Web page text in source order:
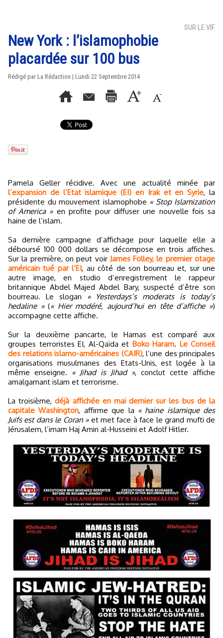
SUR LE VIF
New York : l’islamophobie
placardée sur 100 bus
Rédigé par La Rédaction | Lundi 22 Septembre 2014
Pamela Geller récidive. Avec une actualité minée par
l’expansion de l’Etat islamique (EI) en Irak et en Syrie, la
présidente du mouvement islamophobe « Stop Islamization
of America »en profite pour diffuser une nouvelle fois sa
haine de l’islam.
Sa dernière campagne d’affichage pour laquelle elle a
déboursé 100 000 dollars se décompose en trois affiches.
Sur la première, on peut voirJames Folley, le premier otage
américain tué par l’EI, au côté de son bourreau et, sur une
autre image, en studio d’enregistrement le rappeur
britannique Abdel Majed Abdel Bary, suspecté d’être son
bourreau. Le slogan
« Yesterdays’s moderats is today’s
hedaline »(« Hier modéré, aujourd’hui en tête d’affiche »)
accompagne cette affiche.
Sur la deuxième pancarte, le Hamas est comparé aux
groupes terroristes EI, Al-Qaïda et Boko Haram. Le Conseil
des relations islamo-américaines (CAIR), l’une des principales
organisations musulmanes des Etats-Unis, est logée à la
même enseigne. « Jihad is Jihad », conclut cette affiche
amalgamant islam et terrorisme.
La troisième,déjà affichée en mai dernier sur les bus de la
capitale Washington, affirme que la « haine islamique des
Juifs est dans le Coran »et met face à face le grand mufti de
Jérusalem, l’imam Haj Amin al-Husseini et Adolf Hitler.